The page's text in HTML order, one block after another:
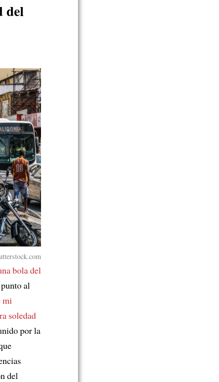
del
bola del
al
mi
soledad
por la
del